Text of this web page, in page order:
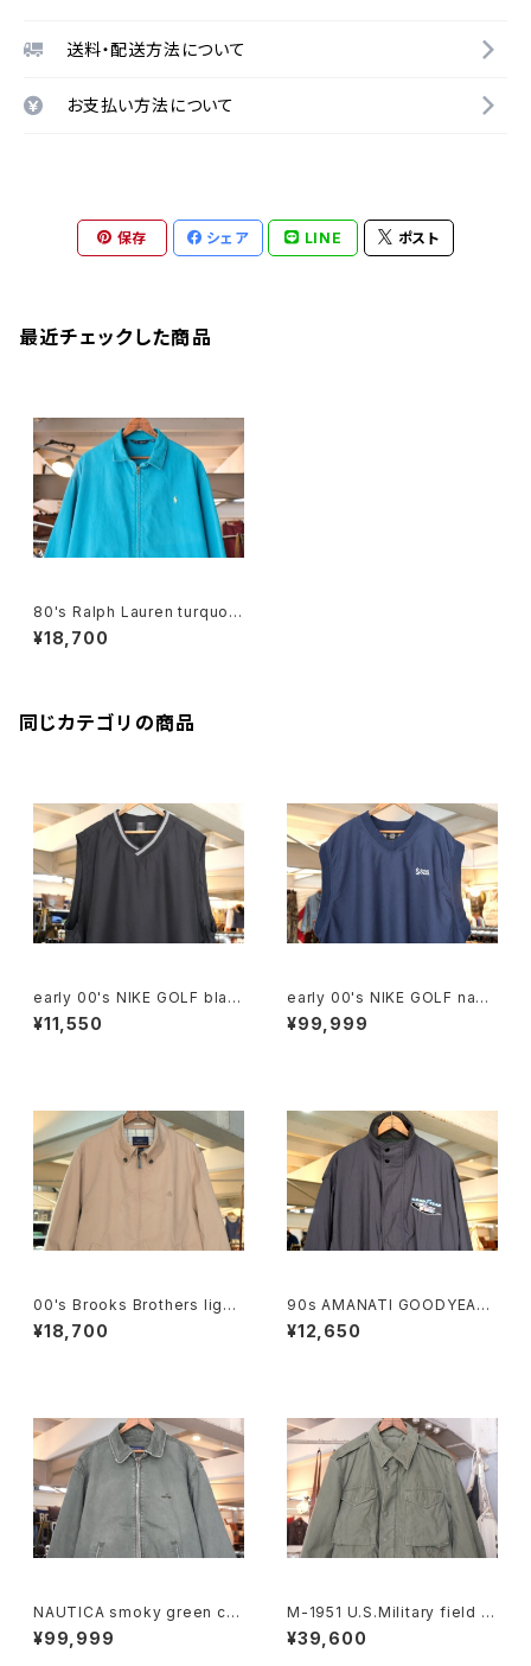
送料・配送方法について
お支払い方法について
保存 シェア LINE ポスト
最近チェックした商品
80's Ralph Lauren turquois
e zip-up Jacket "Made in
U.S.A."
¥18,700
同じカテゴリの商品
early 00's NIKE GOLF blac
k v-neck Vest
¥11,550
early 00's NIKE GOLF navy
v-neck Vest "SAS Institut
e"
¥99,999
00's Brooks Brothers light
-beige zip-up Jacket
¥18,700
90s AMANATI GOODYEAR
and NASCAR official racin
g nylon Jacket
¥12,650
NAUTICA smoky green cra
shed-cotton zip-up Jacke
t
¥99,999
M-1951 U.S.Military field J
acket "ONE MAN ONE VOT
E"
¥39,600